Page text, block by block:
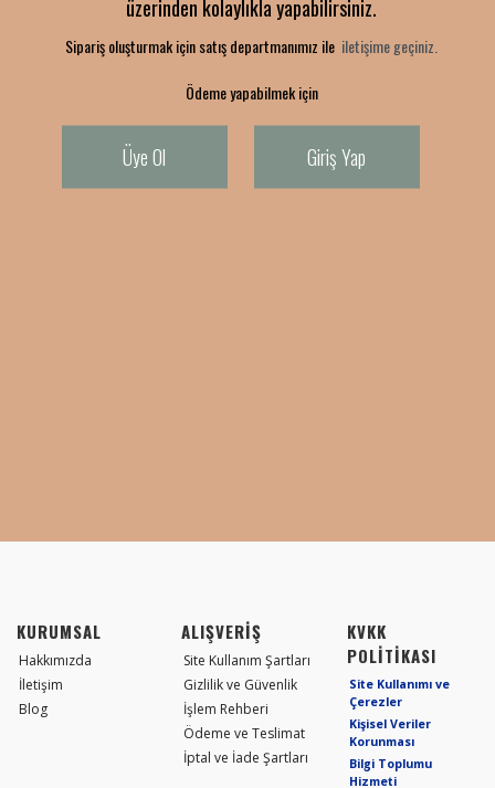
üzerinden kolaylıkla yapabilirsiniz.
Sipariş oluşturmak için satış departmanımız ile iletişime geçiniz.
Ödeme yapabilmek için
Üye Ol Giriş Yap
KURUMSAL
Hakkımızda
İletişim
Blog
ALIŞVERİŞ
Site Kullanım Şartları
Gizlilik ve Güvenlik
İşlem Rehberi
Ödeme ve Teslimat
İptal ve İade Şartları
KVKK
POLİTİKASI
Site Kullanımı ve
Çerezler
Kişisel Veriler
Korunması
Bilgi Toplumu
Hizmeti